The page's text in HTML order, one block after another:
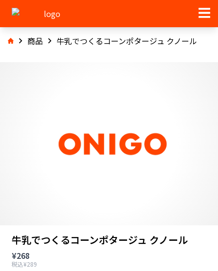
商品 牛乳でつくるコーンポタージュ クノール
牛乳でつくるコーンポタージュ クノール
¥268
税込¥289